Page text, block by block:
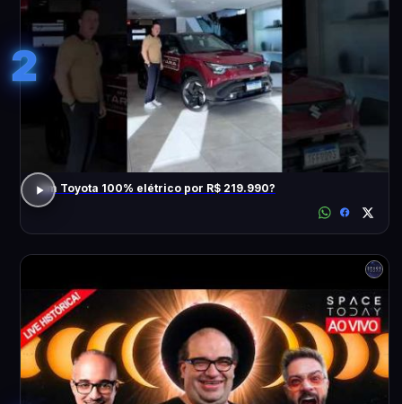
2
Um Toyota 100% elétrico por R$ 219.990?